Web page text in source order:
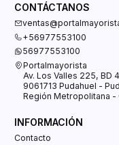
CONTÁCTANOS
+56977553100
56977553100
Portalmayorista
Av. Los Valles 225, BD
9061713 Pudahuel -
Región Metropolitana -
INFORMACIÓN
Contacto